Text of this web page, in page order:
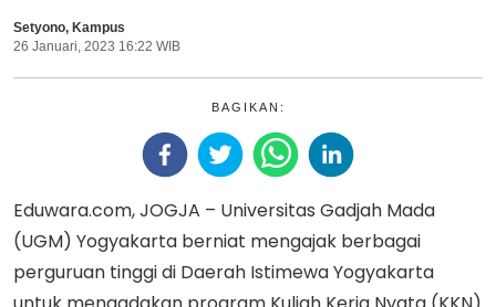
Setyono, Kampus
26 Januari, 2023 16:22 WIB
BAGIKAN:
Eduwara.com, JOGJA – Universitas Gadjah Mada
(UGM) Yogyakarta berniat mengajak berbagai
perguruan tinggi di Daerah Istimewa Yogyakarta